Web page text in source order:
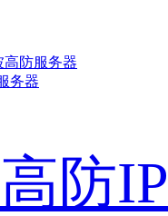
高防服务器
务器
防IP